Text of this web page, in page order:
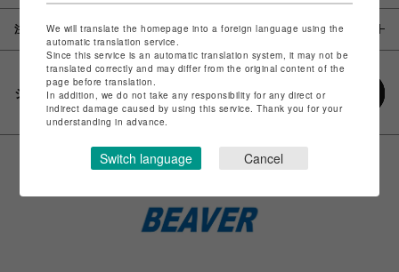
注意事項
シェアする
We will translate the homepage into a foreign language using the
automatic translation service.
Since this service is an automatic translation system, it may not be
translated correctly and may differ from the original content of the
page before translation.
In addition, we do not take any responsibility for any direct or
indirect damage caused by using this service. Thank you for your
understanding in advance.
Switch language Cancel